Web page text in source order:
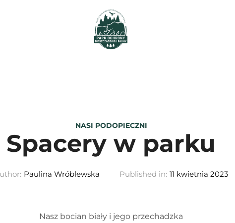
NASI PODOPIECZNI
Spacery w parku
Paulina Wróblewska Published in: 11 kwietnia 2023
Nasz bocian biały i jego przechadzka